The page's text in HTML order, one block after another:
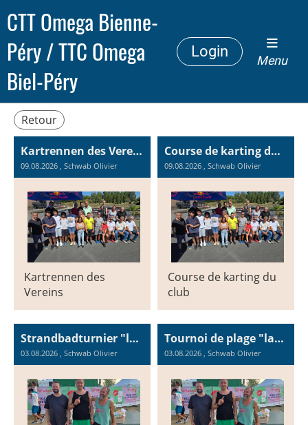
CTT Omega Bienne-
Péry / TTC Omega
Biel-Péry
Login
Menu
Retour
Kartrennen des Vereins
09.08.2026 , Schwab Olivier
Kartrennen des
Vereins
Course de karting du club
09.08.2026 , Schwab Olivier
Course de karting du
club
Strandbadturnier "lakelive" 2026
03.08.2026 , Schwab Olivier
Tournoi de plage "lakelive" 2026
03.08.2026 , Schwab Olivier